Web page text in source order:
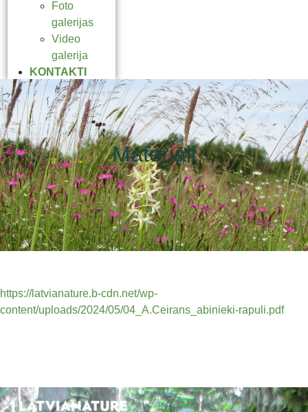
Foto
galerijas
Video
galerija
KONTAKTI
Materiāli
https://latvianature.b-cdn.net/wp-
content/uploads/2024/05/04_A.Ceirans_abinieki-rapuli.pdf